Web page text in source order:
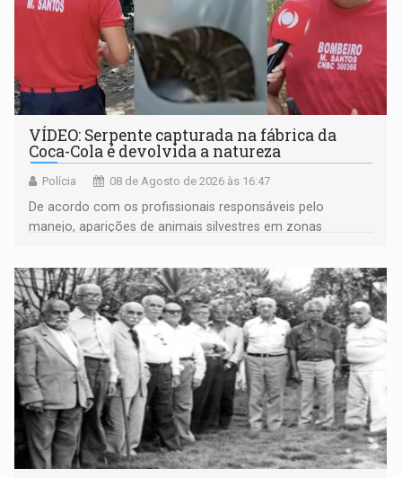
VÍDEO: Serpente capturada na fábrica da
Coca-Cola é devolvida a natureza
Polícia 08 de Agosto de 2026 às 16:47
De acordo com os profissionais responsáveis pelo
manejo, aparições de animais silvestres em zonas